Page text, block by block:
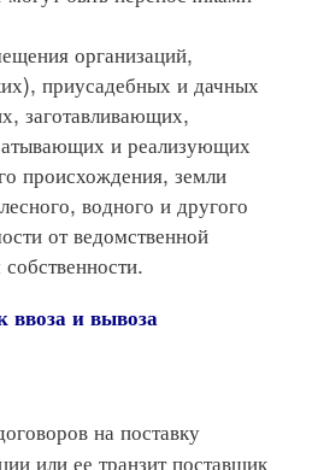
организаций,
приусадебных и дачных
заготавливающих,
и реализующих
происхождения, земли
водного и другого
от ведомственной
и вывоза
на поставку
или ее транзит поставщик